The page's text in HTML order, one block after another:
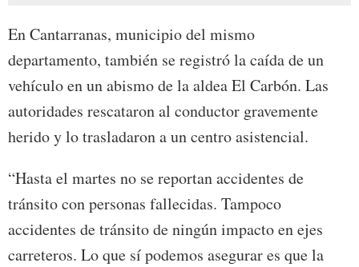
En Cantarranas, municipio del mismo
departamento, también se registró la caída de un
vehículo en un abismo de la aldea El Carbón. Las
autoridades rescataron al conductor gravemente
herido y lo trasladaron a un centro asistencial.
“Hasta el martes no se reportan accidentes de
tránsito con personas fallecidas. Tampoco
accidentes de tránsito de ningún impacto en ejes
carreteros. Lo que sí podemos asegurar es que la